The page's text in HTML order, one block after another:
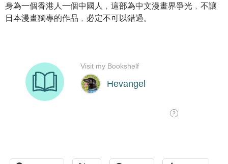
身為一個香港人一個中國人﹐這部為中文漫畫界爭光﹐不讓
日本漫畫獨專的作品﹐必定不可以錯過。